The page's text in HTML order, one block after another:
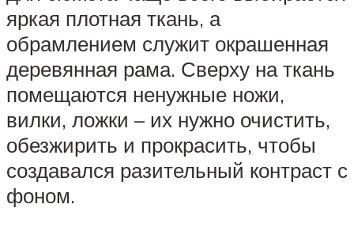
яркая плотная ткань, а
обрамлением служит окрашенная
деревянная рама. Сверху на ткань
помещаются ненужные ножи,
вилки, ложки – их нужно очистить,
обезжирить и прокрасить, чтобы
создавался разительный контраст с
фоном.